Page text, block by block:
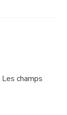
Les champs